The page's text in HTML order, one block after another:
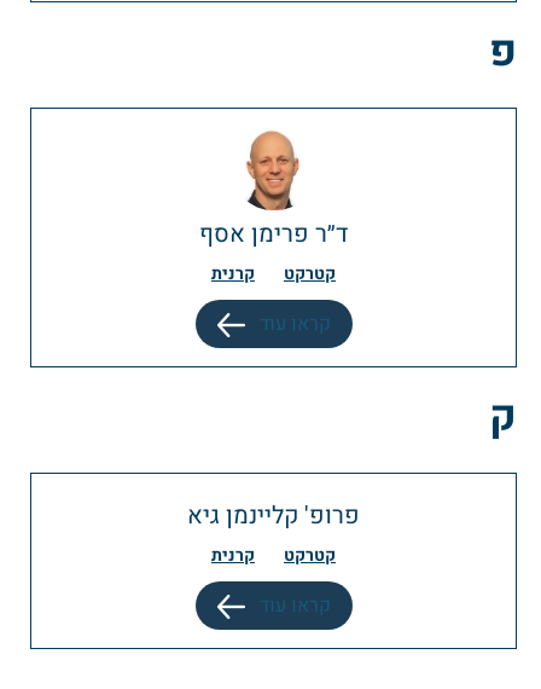
פ
ד״ר פרימן אסף
קטרקט קרנית
קראו עוד
ק
פרופ' קליינמן גיא
קטרקט קרנית
קראו עוד